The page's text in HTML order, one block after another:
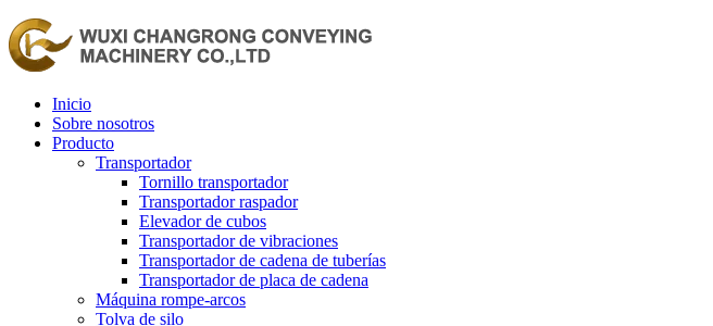
Inicio
Sobre nosotros
Producto
Transportador
Tornillo transportador
Transportador raspador
Elevador de cubos
Transportador de vibraciones
Transportador de cadena de tuberías
Transportador de placa de cadena
Máquina rompe-arcos
Tolva de silo